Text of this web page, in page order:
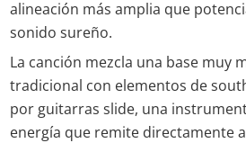
alineación más amplia que
sonido sureño.
La canción mezcla una base muy
tradicional con elementos de
por guitarras slide, una
energía que remite directamente